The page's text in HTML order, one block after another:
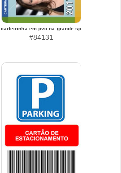
carteirinha em pvc na grande sp
#84131